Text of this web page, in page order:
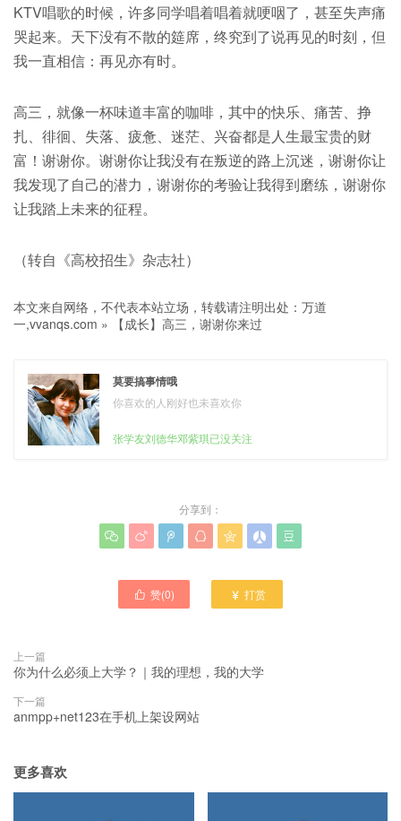
KTV唱歌的时候，许多同学唱着唱着就哽咽了，甚至失声痛
哭起来。天下没有不散的筵席，终究到了说再见的时刻，但
我一直相信：再见亦有时。
高三，就像一杯味道丰富的咖啡，其中的快乐、痛苦、挣
扎、徘徊、失落、疲惫、迷茫、兴奋都是人生最宝贵的财
富！谢谢你。谢谢你让我没有在叛逆的路上沉迷，谢谢你让
我发现了自己的潜力，谢谢你的考验让我得到磨练，谢谢你
让我踏上未来的征程。
（转自《高校招生》杂志社）
本文来自网络，不代表本站立场，转载请注明出处： 万道
一,vvanqs.com » 【成长】高三，谢谢你来过
莫要搞事情哦
你喜欢的人刚好也未喜欢你
张学友刘德华邓紫琪已没关注
分享到：
      
 赞(0)  打赏
上一篇
你为什么必须上大学？｜我的理想，我的大学
下一篇
anmpp+net123在手机上架设网站
更多喜欢